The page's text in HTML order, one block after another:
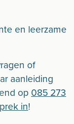
en leerzame
of
aanleiding
op 085 273
in!